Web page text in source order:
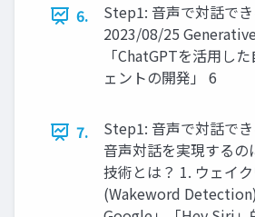
6.
Step1: 音声で対話で
2023/08/25
「ChatGPTを活用し
ェントの開発」 6
7.
Step1: 音声で対話で
音声対話を実現するの
技術とは？ 1. ウェイ
(Wakeword